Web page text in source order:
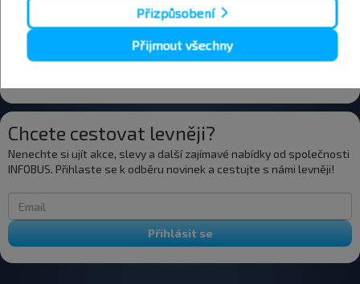
Večer +28°C
+24°C
Chcete cestovat levněji?
Nenechte si ujít akce, slevy a další zajímavé nabídky od společnosti
INFOBUS. Přihlaste se k odběru novinek a cestujte s námi levněji!
Přihlásit se
Přizpůsobení
Přijmout všechny